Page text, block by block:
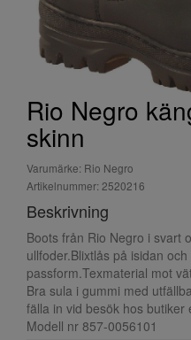
Rio Negro
skinn
Varumärke: Rio Negro
Artikelnummer: 2520216
Beskrivning
Boots från Rio Negro i svart
ullfoder.Blixtlås på isidan
passform.Texmaterial mot
Bra sula i gummi med
fälla in vid besök hos butiker
Modell nr 857-0056101